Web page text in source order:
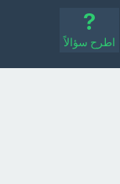
اطرح سؤالاً